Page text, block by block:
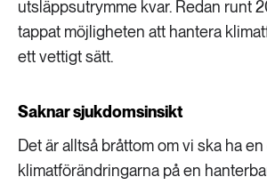
utsläppsutrymme kvar. Redan runt
tappat möjligheten att hantera
ett vettigt sätt.
Saknar sjukdomsinsikt
Det är alltså bråttom om vi ska ha
klimatförändringarna på en